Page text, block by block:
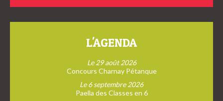
L'AGENDA
Le 29 août 2026
Concours Charnay Pétanque
Le 6 septembre 2026
Paella des Classes en 6